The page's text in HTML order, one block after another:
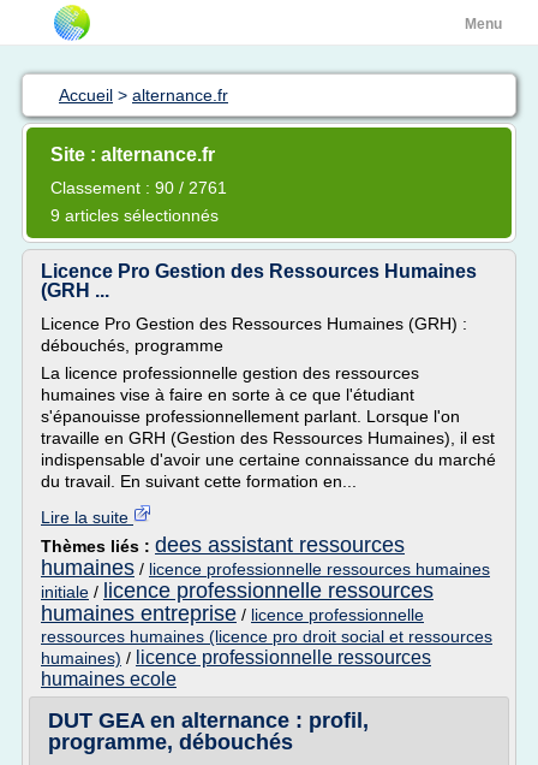
Menu
Accueil > alternance.fr
Site : alternance.fr
Classement : 90 / 2761
9 articles sélectionnés
Licence Pro Gestion des Ressources Humaines
(GRH ...
Licence Pro Gestion des Ressources Humaines (GRH) :
débouchés, programme
La licence professionnelle gestion des ressources
humaines vise à faire en sorte à ce que l'étudiant
s'épanouisse professionnellement parlant. Lorsque l'on
travaille en GRH (Gestion des Ressources Humaines), il est
indispensable d'avoir une certaine connaissance du marché
du travail. En suivant cette formation en...
Lire la suite
Thèmes liés : dees assistant ressources
humaines / licence professionnelle ressources humaines
initiale / licence professionnelle ressources
humaines entreprise / licence professionnelle
ressources humaines (licence pro droit social et ressources
humaines) / licence professionnelle ressources
humaines ecole
DUT GEA en alternance : profil,
programme, débouchés